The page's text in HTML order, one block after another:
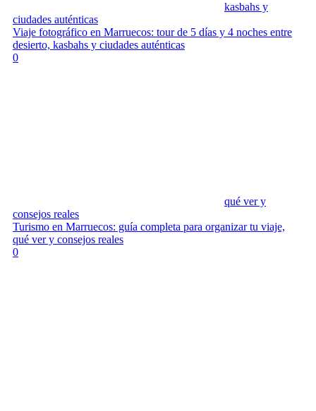
kasbahs y
ciudades auténticas
Viaje fotográfico en Marruecos: tour de 5 días y 4 noches entre
desierto, kasbahs y ciudades auténticas
0
qué ver y
consejos reales
Turismo en Marruecos: guía completa para organizar tu viaje,
qué ver y consejos reales
0